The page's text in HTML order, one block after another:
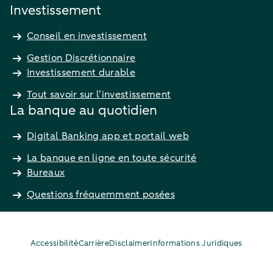
Investissement
Conseil en investissement
Gestion Discrétionnaire
Investissement durable
Tout savoir sur l’investissement
La banque au quotidien
Digital Banking app et portail web
La banque en ligne en toute sécurité
Bureaux
Questions fréquemment posées
AccessibilitéCarrièreDisclaimerInformations Juridiques